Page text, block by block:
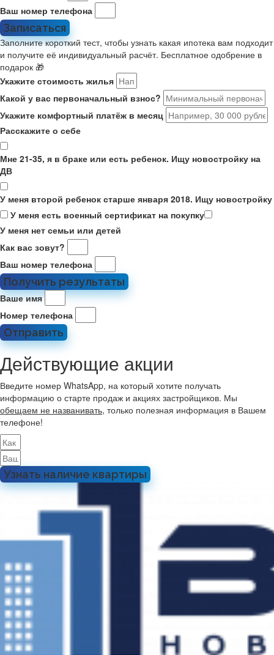
Ваш номер телефона
Записаться
Заполните короткий тест, чтобы узнать какая ипотека вам подходит
и получите её индивидуальный расчёт. Бесплатное одобрение в
подарок 🎁
Укажите стоимость жилья
Какой у вас первоначальный взнос?
Укажите комфортный платёж в месяц
Расскажите о себе
Мне 21-35, я в браке или есть ребенок. Ищу новостройку на
ДВ
У меня второй ребенок старше января 2018. Ищу новостройку
У меня есть военный сертификат на покупку
У меня нет семьи или детей
Как вас зовут?
Ваш номер телефона
Получить результаты
Ваше имя
Номер телефона
Отправить
Действующие акции
Введите номер WhatsApp, на который хотите получать
информацию о старте продаж и акциях застройщиков. Мы
обещаем не названивать, только полезная информация в Вашем
телефоне!
Узнать наличие квартиры